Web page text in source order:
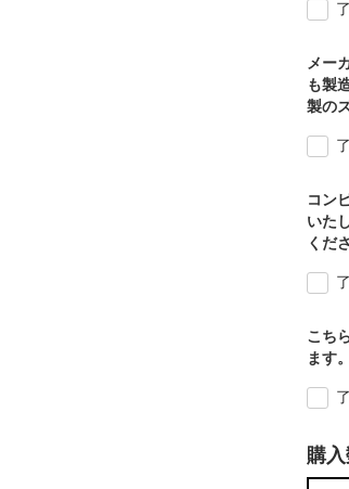
メー
も製
製の
コン
いた
くだ
こち
ます
購